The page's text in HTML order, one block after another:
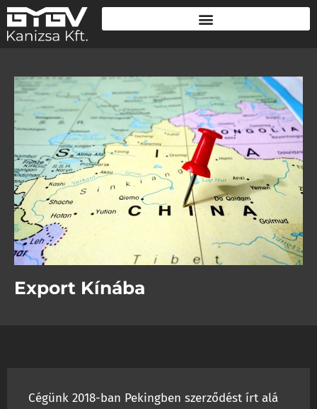
Export Kínába
Cégünk 2018-ban Pekingben szerződést írt alá